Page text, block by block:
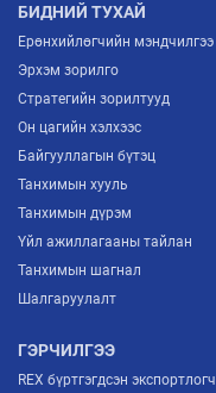
БИДНИЙ ТУХАЙ
Ерөнхийлөгчийн мэндчилгээ
Эрхэм зорилго
Стратегийн зорилтууд
Он цагийн хэлхээс
Байгууллагын бүтэц
Танхимын хууль
Танхимын дүрэм
Үйл ажиллагааны тайлан
Танхимын шагнал
Шалгаруулалт
ГЭРЧИЛГЭЭ
REX бүртгэгдсэн экспортлогч